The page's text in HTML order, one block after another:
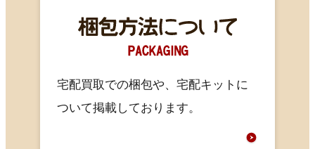
宅配買取での梱包や、宅配キットに
ついて掲載しております。